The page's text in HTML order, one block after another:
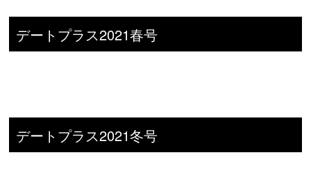
デートプラス2021春号
デートプラス2021冬号